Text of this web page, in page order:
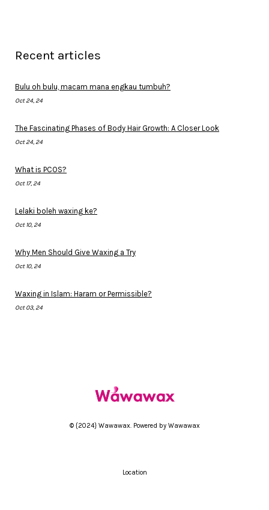
Recent articles
Bulu oh bulu, macam mana engkau tumbuh?
Oct 24, 24
The Fascinating Phases of Body Hair Growth: A Closer Look
Oct 24, 24
What is PCOS?
Oct 17, 24
Lelaki boleh waxing ke?
Oct 10, 24
Why Men Should Give Waxing a Try
Oct 10, 24
Waxing in Islam: Haram or Permissible?
Oct 03, 24
© {2024} Wawawax. Powered by Wawawax
Location